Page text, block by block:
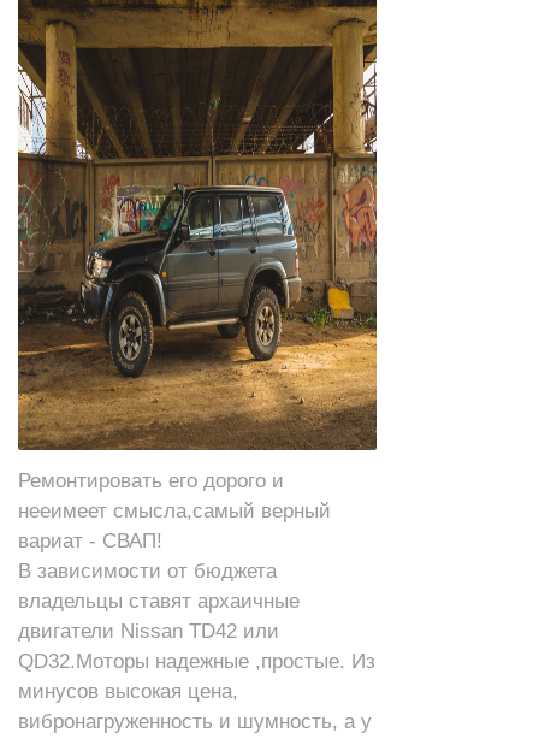
Ремонтировать его дорого и
нееимеет смысла,самый верный
вариат - СВАП!
В зависимости от бюджета
владельцы ставят архаичные
двигатели Nissan TD42 или
QD32.Моторы надежные ,простые. Из
минусов высокая цена,
вибронагруженность и шумность, а у